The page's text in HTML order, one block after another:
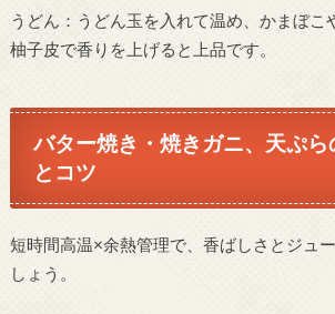
うどん：うどん玉を入れて温め、かまぼこ
柚子皮で香りを上げると上品です。
バター焼き・焼きガニ、天ぷ
とコツ
短時間高温×余熱管理で、香ばしさとジュ
しょう。